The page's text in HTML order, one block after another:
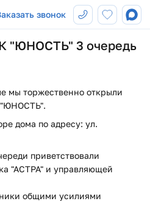
звонок
"ЮНОСТЬ" 3 очередь
мы торжественно открыли
"ЮНОСТЬ".
дома по адресу: ул.
приветствовали
"АСТРА" и управляющей
общими усилиями